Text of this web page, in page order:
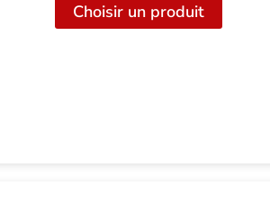
Choisir un produit